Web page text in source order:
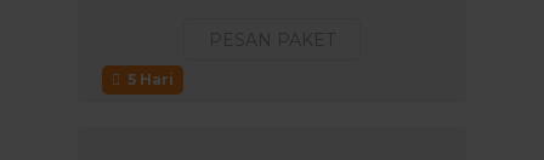
5 Hari